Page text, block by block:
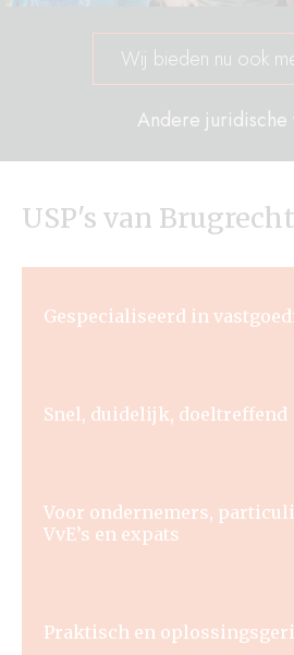
Wij bieden nu ook
Andere juridische
USP's van Brugrecht
Gespecialiseerd in
Snel, duidelijk, doeltreffend
Voor ondernemers,
VvE’s en expats
Praktisch en